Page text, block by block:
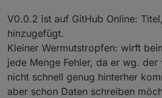
V0.0.2 ist auf GitHub Online:
hinzugefügt.
Kleiner Wermutstropfen: wirft
jede Menge Fehler, da er wg. der
nicht schnell genug hinterher
aber schon Daten schreiben